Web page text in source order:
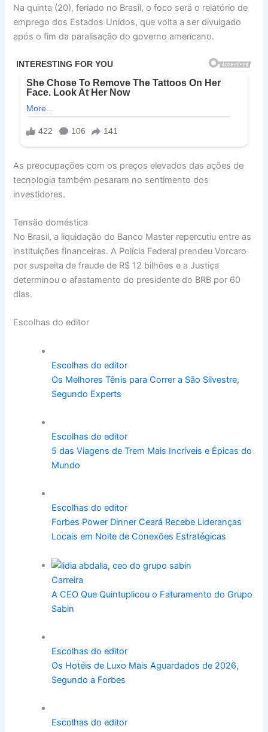
Na quinta (20), feriado no Brasil, o foco será o relatório de
emprego dos Estados Unidos, que volta a ser divulgado
após o fim da paralisação do governo americano.
As preocupações com os preços elevados das ações de
tecnologia também pesaram no sentimento dos
investidores.
Tensão doméstica
No Brasil, a liquidação do Banco Master repercutiu entre as
instituições financeiras. A Polícia Federal prendeu Vorcaro
por suspeita de fraude de R$ 12 bilhões e a Justiça
determinou o afastamento do presidente do BRB por 60
dias.
Escolhas do editor
Escolhas do editor
Os Melhores Tênis para Correr a São Silvestre,
Segundo Experts
Escolhas do editor
5 das Viagens de Trem Mais Incríveis e Épicas do
Mundo
Escolhas do editor
Forbes Power Dinner Ceará Recebe Lideranças
Locais em Noite de Conexões Estratégicas
Carreira
A CEO Que Quintuplicou o Faturamento do Grupo
Sabin
Escolhas do editor
Os Hotéis de Luxo Mais Aguardados de 2026,
Segundo a Forbes
Escolhas do editor